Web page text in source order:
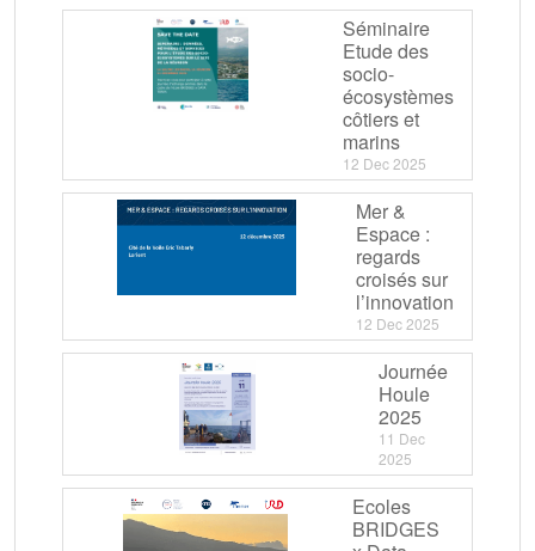
Séminaire
Etude des
socio-
écosystèmes
côtiers et
marins
12 Dec 2025
Mer &
Espace :
regards
croisés sur
l’innovation
12 Dec 2025
Journée
Houle
2025
11 Dec
2025
Ecoles
BRIDGES